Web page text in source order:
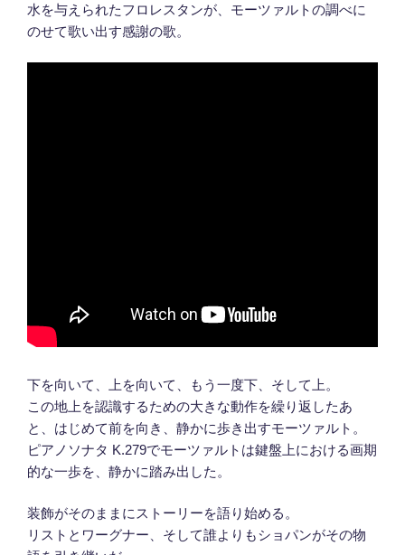
水を与えられたフロレスタンが、モーツァルトの調べに
のせて歌い出す感謝の歌。
下を向いて、上を向いて、もう一度下、そして上。
この地上を認識するための大きな動作を繰り返したあ
と、はじめて前を向き、静かに歩き出すモーツァルト。
ピアノソナタ K.279でモーツァルトは鍵盤上における画期
的な一歩を、静かに踏み出した。
装飾がそのままにストーリーを語り始める。
リストとワーグナー、そして誰よりもショパンがその物